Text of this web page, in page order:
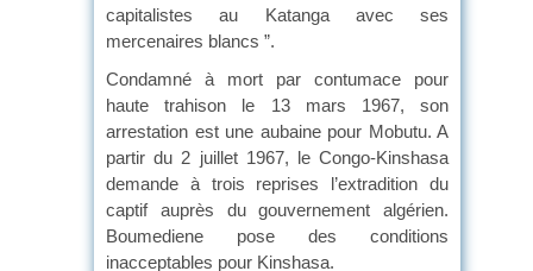
capitalistes au Katanga avec ses
mercenaires blancs ”.
Condamné à mort par contumace pour
haute trahison le 13 mars 1967, son
arrestation est une aubaine pour Mobutu. A
partir du 2 juillet 1967, le Congo-Kinshasa
demande à trois reprises l’extradition du
captif auprès du gouvernement algérien.
Boumediene pose des conditions
inacceptables pour Kinshasa.